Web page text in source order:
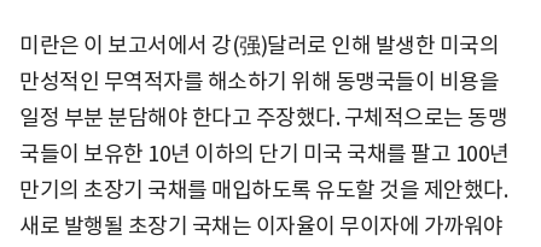
미란은 이 보고서에서 강(强)달러로 인해 발생한 미국의
만성적인 무역적자를 해소하기 위해 동맹국들이 비용을
일정 부분 분담해야 한다고 주장했다. 구체적으로는 동맹
국들이 보유한 10년 이하의 단기 미국 국채를 팔고 100년
만기의 초장기 국채를 매입하도록 유도할 것을 제안했다.
새로 발행될 초장기 국채는 이자율이 무이자에 가까워야